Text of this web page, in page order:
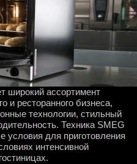
широкий ассортимент
и ресторанного бизнеса,
технологии, стильный
Техника SMEG
условия для приготовления
интенсивной